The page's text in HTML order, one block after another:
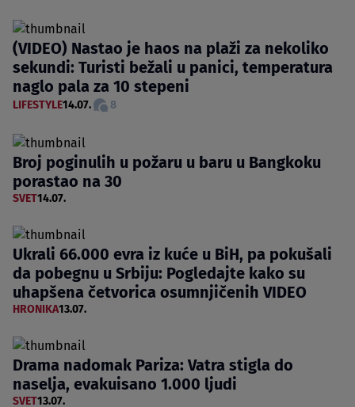
(VIDEO) Nastao je haos na plaži za nekoliko
sekundi: Turisti bežali u panici, temperatura
naglo pala za 10 stepeni
LIFESTYLE14.07. 8
Broj poginulih u požaru u baru u Bangkoku
porastao na 30
SVET14.07.
Ukrali 66.000 evra iz kuće u BiH, pa pokušali
da pobegnu u Srbiju: Pogledajte kako su
uhapšena četvorica osumnjičenih VIDEO
HRONIKA13.07.
Drama nadomak Pariza: Vatra stigla do
naselja, evakuisano 1.000 ljudi
SVET13.07.